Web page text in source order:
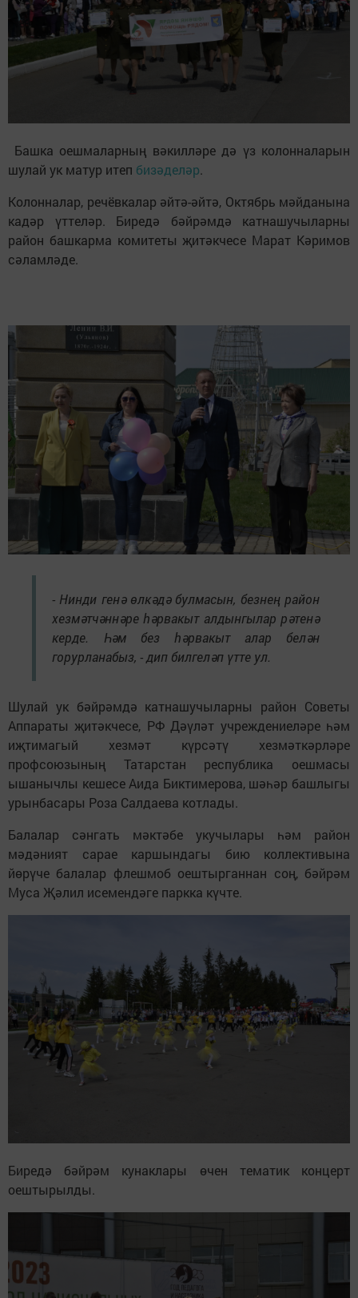
Башка оешмаларның вәкилләре дә үз колонналарын
шулай ук матур итеп бизәделәр.
Колонналар, речёвкалар әйтә-әйтә, Октябрь мәйданына
кадәр үттеләр. Биредә бәйрәмдә катнашучыларны
район башкарма комитеты җитәкчесе Марат Кәримов
сәламләде.
- Нинди генә өлкәдә булмасын, безнең район
хезмәтчәннәре һәрвакыт алдынгылар рәтенә
керде. Һәм без һәрвакыт алар белән
горурланабыз, - дип билгеләп үтте ул.
Шулай ук бәйрәмдә катнашучыларны район Советы
Аппараты җитәкчесе, РФ Дәүләт учреждениеләре һәм
иҗтимагый хезмәт күрсәтү хезмәткәрләре
профсоюзының Татарстан республика оешмасы
ышанычлы кешесе Аида Биктимерова, шәһәр башлыгы
урынбасары Роза Салдаева котлады.
Балалар сәнгать мәктәбе укучылары һәм район
мәдәният сарае каршындагы бию коллективына
йөрүче балалар флешмоб оештырганнан соң, бәйрәм
Муса Җәлил исемендәге паркка күчте.
Биредә бәйрәм кунаклары өчен тематик концерт
оештырылды.